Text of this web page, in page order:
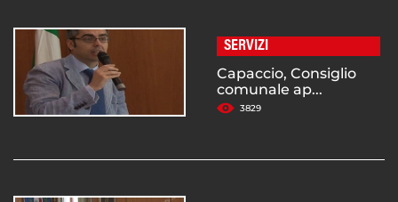
SERVIZI
Capaccio, Consiglio
comunale ap...
3829